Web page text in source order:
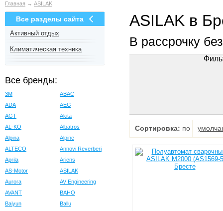
Главная → ASILAK
Все разделы сайта
Активный отдых
Климатическая техника
Все бренды:
3M
ABAC
ADA
AEG
AGT
Akita
AL-KO
Albatros
Alpina
Alpine
ALTECO
Annovi Reverberi
Aprila
Ariens
AS-Motor
ASILAK
Aurora
AV Engineering
AVANT
BAHO
Baiyun
Ballu
ASILAK в
В рассрочку
Сортировка: по